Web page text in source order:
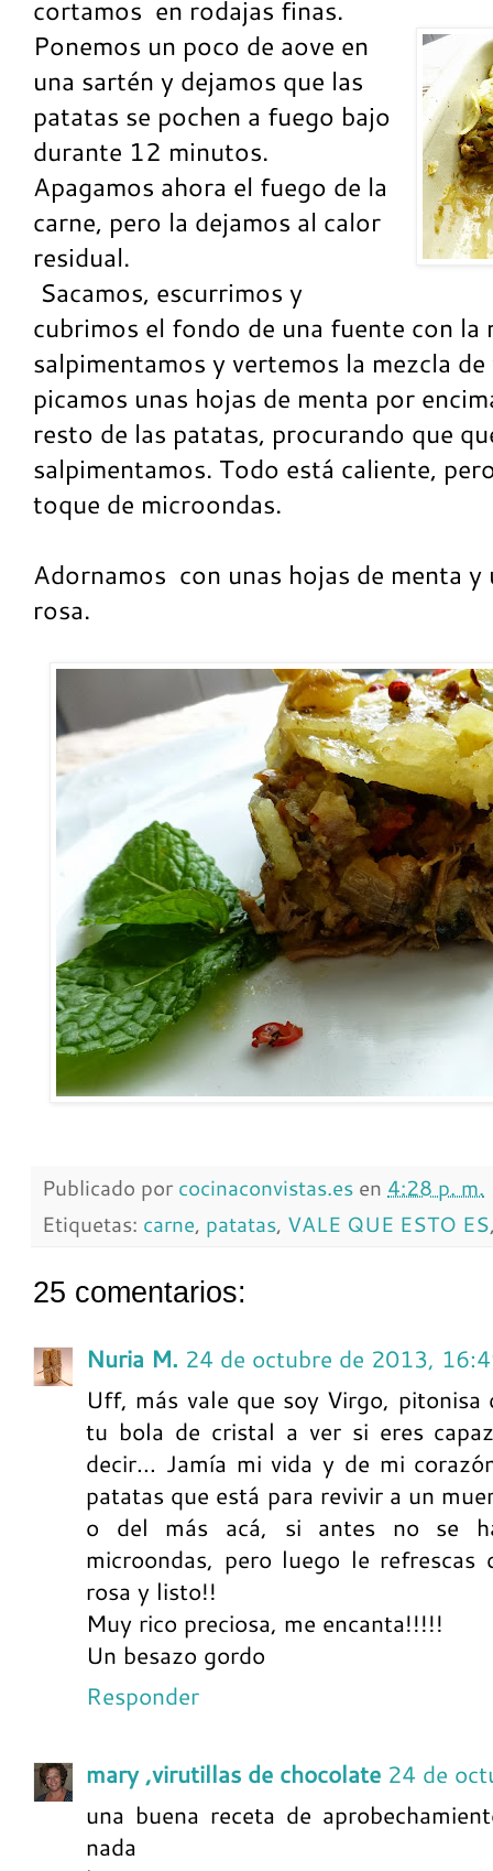
cortamos en rodajas finas.
Ponemos un poco de aove en
una sartén y dejamos que las
patatas se pochen a fuego bajo
durante 12 minutos.
Apagamos ahora el fuego de la
carne, pero la dejamos al calor
residual.
Sacamos, escurrimos y
cubrimos el fondo de una fuente con la
salpimentamos y vertemos la mezcla
picamos unas hojas de menta por
resto de las patatas, procurando que
salpimentamos. Todo está caliente,
toque de microondas.
Adornamos con unas hojas de menta
rosa.
Publicado por cocinaconvistas.es en 4:28 p. m.
Etiquetas: carne, patatas, VALE QUE ESTO ES
25 comentarios:
Nuria M. 24 de octubre de 2013,
Uff, más vale que soy Virgo,
tu bola de cristal a ver si eres
decir... Jamía mi vida y de mi
patatas que está para revivir a un
o del más acá, si antes no se
microondas, pero luego le
rosa y listo!!
Muy rico preciosa, me encanta!!!!!
Un besazo gordo
Responder
mary ,virutillas de chocolate 24 de
una buena receta de
nada